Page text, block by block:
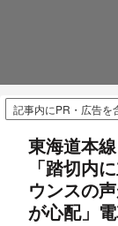
記事内にPR・広告を
東海道本
「踏切内
ウンスの
が心配」